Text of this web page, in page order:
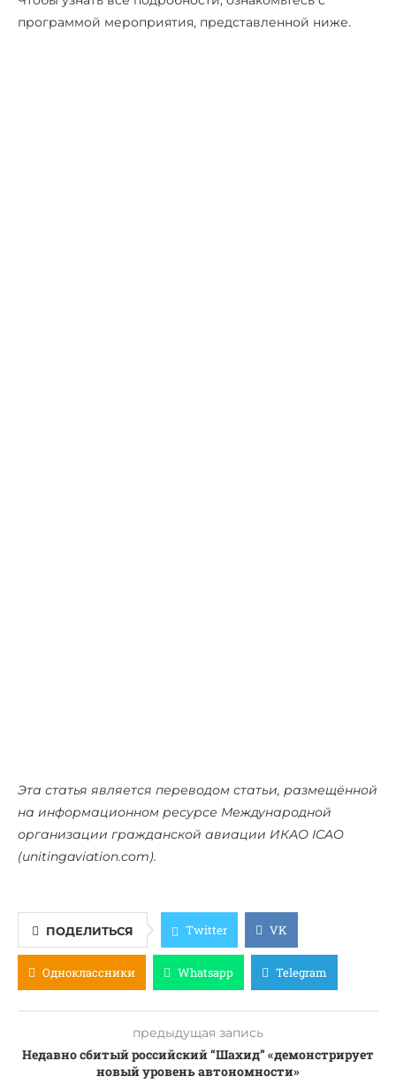
программой мероприятия, представленной ниже.
Эта статья является переводом статьи, размещённой
на информационном ресурсе Международной
организации гражданской авиации ИКАО ICAO
(unitingaviation.com).
ПОДЕЛИТЬСЯ Twitter VK
Одноклассники Whatsapp Telegram
предыдущая запись
Недавно сбитый российский “Шахид” «демонстрирует
новый уровень автономности»